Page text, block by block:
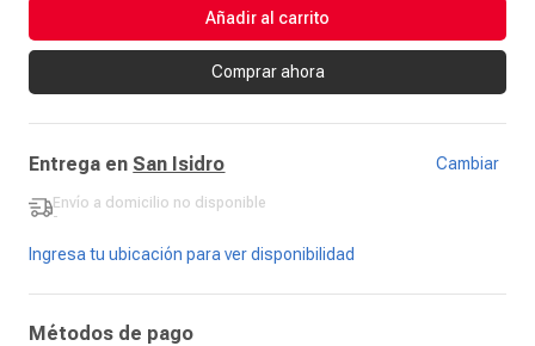
Añadir al carrito
Comprar ahora
Entrega en San Isidro Cambiar
Envío a domicilio no disponible
-
Ingresa tu ubicación para ver disponibilidad
Métodos de pago